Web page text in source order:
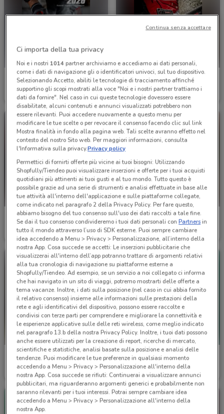
Einhell
Scade il 31/12 3.2 km
Einhell
Scade il 31/12
Einhell
Scade il 31/12 3.2 km
Echo
Scade il 31/12
Fiamma
Scade il 31/12 4.9 km
Hikoki
Scade il 31/12 16.8 km
Ci importa della tua privacy
Noi e i nostri 1014partner archiviamo e accediamo ai dati personali,
come i dati di navigazione gli o identificatori univoci, sul tuo dispositivo.
Selezionando Accetto, abiliti le tecnologie di tracciamento affinché
supportino gli scopi mostrati alla voce "Noi e i nostri partner trattiamo i
dati da fornire". Nel caso in cui queste tecnologie dovessero essere
disabilitate, alcuni contenuti e annunci visualizzati potrebbero non
essere rilevanti. Puoi accedere nuovamente a questo menu per
modificare le tue scelte o per revocare il consenso facendo clic sul link
Mostra finalità in fondo alla pagina web. Tali scelte avranno effetto nel
contesto del nostro Sito web. Per maggiori informazioni, consulta
l'Informativa sulla privacy.Privacy policy
Permettici di fornirti offerte più vicine ai tuoi bisogni: Utilizzando
Shopfully/Tiendeo puoi visualizzare inserzioni e offerte per i tuoi acquisti
quotidiani più attinenti ai tuoi gusti e al tuo mondo. Tutto questo è
possibile grazie ad una serie di strumenti e analisi effettuate in base alle
tue attività all'interno dell'applicazione e sulle piattaforme collegate,
come indicato nel paragrafo 2 della Privacy Policy. Per fare questo,
abbiamo bisogno del tuo consenso sull'uso dei dati raccolti a tale fine.
Se dai il tuo consenso condivideremo i tuoi dati personali conPartnersin
tutto il mondo attraverso l’uso di SDK esterne. Puoi sempre cambiare
idea accedendo a Menu > Privacy > Personalizzazione, all’interno della
nostra App. Cosa succede se accetti: Le inserzioni pubblicitarie che
visualizzerai all'interno dell’app potranno trattare di argomenti relativi
alla tua cronologia di navigazione su piattaforme esterne a
Shopfully/Tiendeo. Ad esempio, se un servizio a noi collegato ci informa
che hai navigato in un sito di viaggi, potremo mostrarti delle offerte a
tema vacanze. Inoltre, i dati sulla posizione (nel caso in cui abbia fornito
il relativo consenso) insieme alle informazioni sulle prestazioni della
rete e agli identificativi del dispositivo, possono essere raccolte e
condivisi con terze parti per comprendere e migliorare la connettività e
le esperienze applicative sulle delle reti wireless, come meglio indicato
nel paragrafo 13.b della nostra Privacy Policy. Inoltre, i tuoi dati possono
anche essere utilizzati per la creazione di report, ricerche di mercato,
scientifiche e statistiche, analisi basate sulla posizione e analisi delle
tendenze. Puoi modificare le tue preferenze in qualsiasi momento
accedendo a Menu > Privacy > Personalizzazione all'interno della
nostra App. Cosa succede se rifiuti: Continuerai a visualizzare annunci
pubblicitari, ma riguarderanno argomenti generici e probabilmente non
saranno rilevanti per i tuoi interessi. Potrai sempre cambiare idea
accedendo a Menu > Privacy > Personalizzazione all'interno della
nostra App.
Continua senza accettare